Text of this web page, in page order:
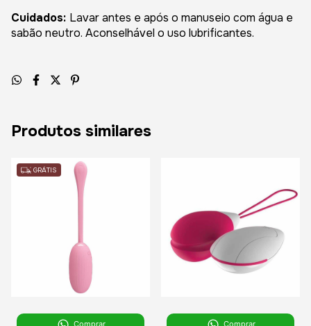
Cuidados: Lavar antes e após o manuseio com água e
sabão neutro. Aconselhável o uso lubrificantes.
Produtos similares
GRÁTIS
Comprar Comprar